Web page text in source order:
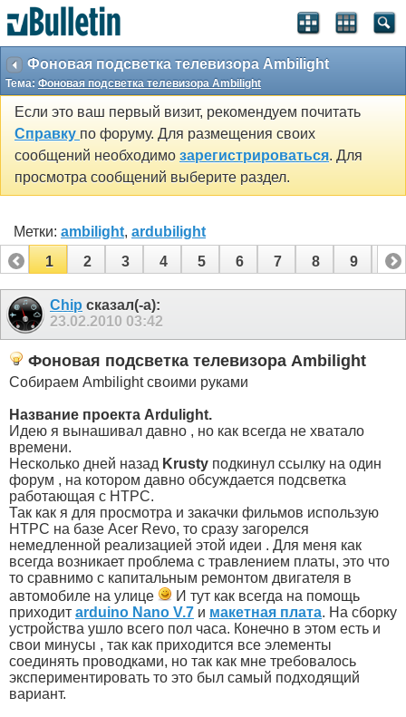
Фоновая подсветка телевизора Ambilight
Тема: Фоновая подсветка телевизора Ambilight
Если это ваш первый визит, рекомендуем почитать
Справку по форуму. Для размещения своих
сообщений необходимо зарегистрироваться. Для
просмотра сообщений выберите раздел.
Метки: ambilight, ardubilight
1
2 3 4 5 6 7 8 9 10
11
Chip сказал(-а):
23.02.2010 03:42
Фоновая подсветка телевизора Ambilight
Собираем Ambilight своими руками
Название проекта Ardulight.
Идею я вынашивал давно , но как всегда не хватало
времени.
Несколько дней назад Krusty подкинул ссылку на один
форум , на котором давно обсуждается подсветка
работающая с HTPC.
Так как я для просмотра и закачки фильмов использую
HTPC на базе Acer Revo, то сразу загорелся
немедленной реализацией этой идеи . Для меня как
всегда возникает проблема с травлением платы, это что
то сравнимо с капитальным ремонтом двигателя в
автомобиле на улице
И тут как всегда на помощь
приходит arduino Nano V.7 и макетная плата. На сборку
устройства ушло всего пол часа. Конечно в этом есть и
свои минусы , так как приходится все элементы
соединять проводками, но так как мне требовалось
экспериментировать то это был самый подходящий
вариант.